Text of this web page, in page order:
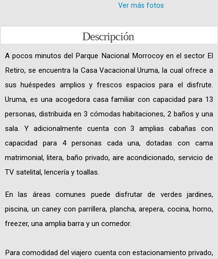
Ver más fotos
Descripción
A pocos minutos del Parque Nacional Morrocoy en el sector El
Retiro, se encuentra la Casa Vacacional Uruma, la cual ofrece a
sus huéspedes amplios y frescos espacios para el disfrute.
Uruma, es una acogedora casa familiar con capacidad para 13
personas, distribuida en 3 cómodas habitaciones, 2 baños y una
sala. Y adicionalmente cuenta con 3 amplias cabañas con
capacidad para 4 personas cada una, dotadas con cama
matrimonial, litera, baño privado, aire acondicionado, servicio de
TV satelital, lencería y toallas.
En las áreas comunes puede disfrutar de verdes jardines,
piscina, un caney con parrillera, plancha, arepera, cocina, horno,
freezer, una amplia barra y un comedor.
Para comodidad del viajero cuenta con estacionamiento privado,